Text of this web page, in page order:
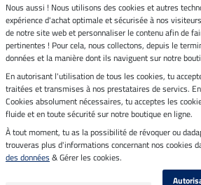
Livraison par
Paiement sécurisé
Mentions légales
Dernière actualisation le
Nous aussi ! Nous utilisons des cookies et autres
expérience d'achat optimale et sécurisée à nos
de notre site web et personnaliser le contenu afin de
pertinentes ! Pour cela, nous collectons, depuis le
données et la manière dont ils naviguent sur notre
En autorisant l'utilisation de tous les cookies, tu
traitées et transmises à nos prestataires de servics.
Cookies absolument nécessaires, tu acceptes les
fluide et en toute sécurité sur notre boutique en ligne.
À tout moment, tu as la possibilité de révoquer ou
trouveras plus d'informations concernant nos cookies
des données & Gérer les cookies.